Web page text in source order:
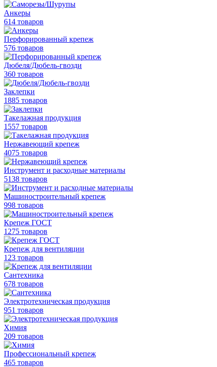
Анкеры
614 товаров
Перфорированный крепеж
576 товаров
Дюбеля/Дюбель-гвозди
360 товаров
Заклепки
1885 товаров
Такелажная продукция
1557 товаров
Нержавеющий крепеж
4075 товаров
Инструмент и расходные материалы
5138 товаров
Машиностроительный крепеж
998 товаров
Крепеж ГОСТ
1275 товаров
Крепеж для вентиляции
123 товаров
Сантехника
678 товаров
Электротехническая продукция
951 товаров
Химия
209 товаров
Профессиональный крепеж
465 товаров